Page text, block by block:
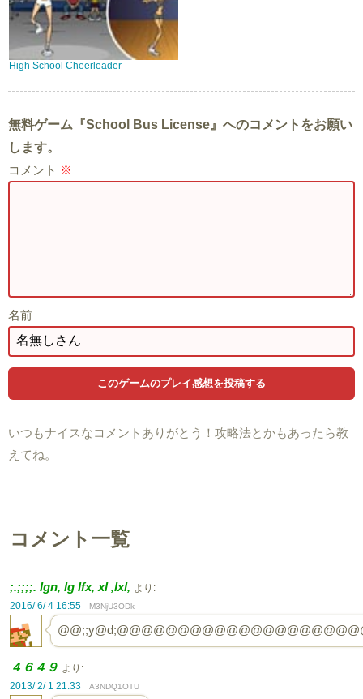
High School Cheerleader
無料ゲーム『School Bus License』へのコメントをお願い
します。
コメント ※
名前
いつもナイスなコメントありがとう！攻略法とかもあったら教
えてね。
コメント一覧
;.;;;;. lgn, lg lfx, xl ,lxl, より:
2016/ 6/ 4 16:55
M3NjU3ODk
４６４９ より:
2013/ 2/ 1 21:33
A3NDQ1OTU